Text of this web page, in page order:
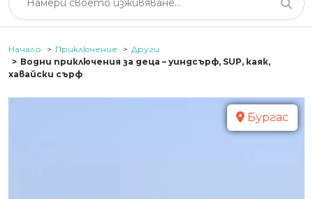
Начало Приключение
Други
Водни приключения за деца – уиндсърф, SUP, каяк,
хавайски сърф
Бургас